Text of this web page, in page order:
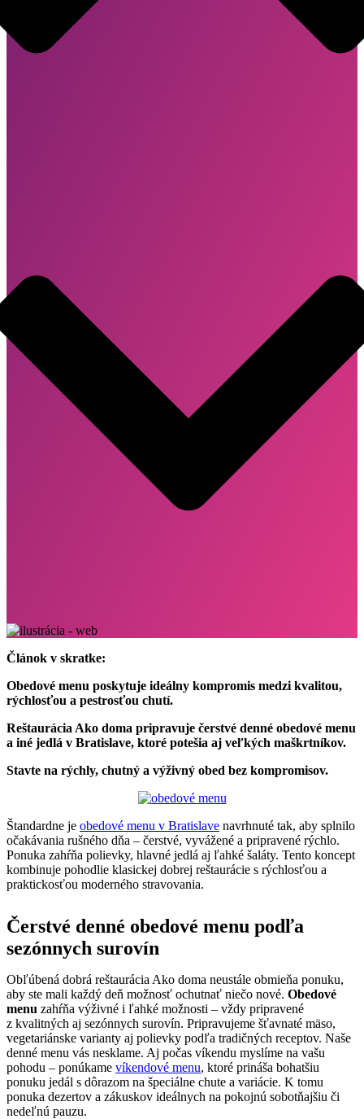
Článok v skratke:
Obedové menu poskytuje ideálny kompromis medzi kvalitou,
rýchlosťou a pestrosťou chutí.
Reštaurácia Ako doma pripravuje čerstvé denné obedové menu
a iné jedlá v Bratislave, ktoré potešia aj veľkých maškrtníkov.
Stavte na rýchly, chutný a výživný obed bez kompromisov.
Štandardne je obedové menu v Bratislave navrhnuté tak, aby splnilo
očakávania rušného dňa – čerstvé, vyvážené a pripravené rýchlo.
Ponuka zahŕňa polievky, hlavné jedlá aj ľahké šaláty. Tento koncept
kombinuje pohodlie klasickej dobrej reštaurácie s rýchlosťou a
praktickosťou moderného stravovania.
Čerstvé denné obedové menu podľa
sezónnych surovín
Obľúbená dobrá reštaurácia Ako doma neustále obmieňa ponuku,
aby ste mali každý deň možnosť ochutnať niečo nové. Obedové
menu zahŕňa výživné i ľahké možnosti – vždy pripravené
z kvalitných aj sezónnych surovín. Pripravujeme šťavnaté mäso,
vegetariánske varianty aj polievky podľa tradičných receptov. Naše
denné menu vás nesklame. Aj počas víkendu myslíme na vašu
pohodu – ponúkame víkendové menu, ktoré prináša bohatšiu
ponuku jedál s dôrazom na špeciálne chute a variácie. K tomu
ponuka dezertov a zákuskov ideálnych na pokojnú sobotňajšiu či
nedeľnú pauzu.